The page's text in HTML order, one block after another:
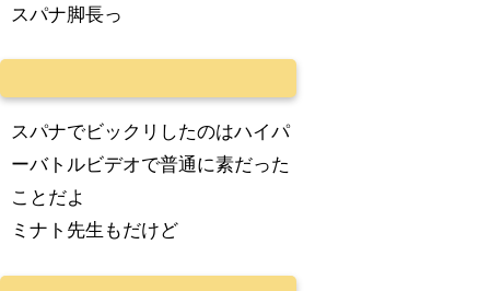
スパナ脚長っ
スパナでビックリしたのはハイパ
ーバトルビデオで普通に素だった
ことだよ
ミナト先生もだけど